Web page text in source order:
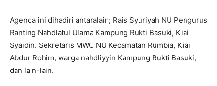
Agenda ini dihadiri antaralain; Rais Syuriyah NU Pengurus
Ranting Nahdlatul Ulama Kampung Rukti Basuki, Kiai
Syaidin. Sekretaris MWC NU Kecamatan Rumbia, Kiai
Abdur Rohim, warga nahdliyyin Kampung Rukti Basuki,
dan lain-lain.